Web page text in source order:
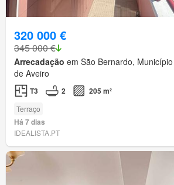
320 000 €
345 000 €
Arrecadação em São Bernardo,
de Aveiro
T3 2 205 m²
Terraço
Há 7 dias
IDEALISTA.PT